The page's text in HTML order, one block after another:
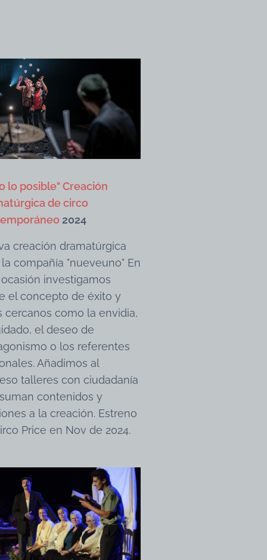
lo posible" Creación
de circo
2024
creación dramatúrgica
compañía "nueveuno" En
investigamos
el concepto de éxito y
cercanos como la envidia,
el deseo de
o los referentes
Añadimos al
talleres con ciudadanía
contenidos y
a la creación. Estreno
Price en Nov de 2024.